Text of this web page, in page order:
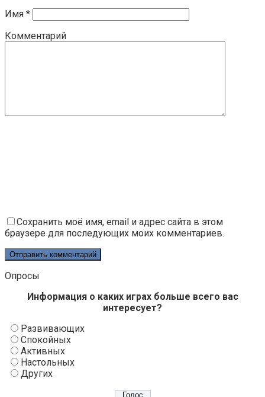
Имя *
Комментарий
Сохранить моё имя, email и адрес сайта в этом
браузере для последующих моих комментариев.
Опросы
Информация о каких играх больше всего вас
интересует?
Развивающих
Спокойных
Активных
Настольных
Других